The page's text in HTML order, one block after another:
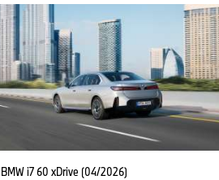
BMW i7 60 xDrive (04/2026)